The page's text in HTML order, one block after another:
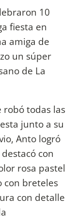
10
fiesta en
amiga de
un súper
de La
robó todas las
junto a su
Anto logró
con
rosa pastel
con breteles
con detalle